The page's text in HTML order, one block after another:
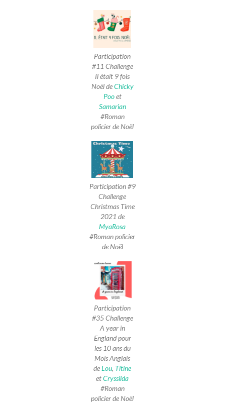
Participation
#11 Challenge
Il était 9 fois
Noël deChicky
Pooet
Samarian
#Roman
policier de Noël
Participation #9
Challenge
Christmas Time
2021 de
MyaRosa
#Roman policier
de Noël
Participation
#35 Challenge
A year in
England pour
les 10 ans du
Mois Anglais
deLou, Titine
etCryssilda
#Roman
policier de Noël